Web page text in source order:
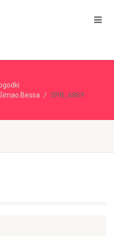
Bessa
SPB_6869